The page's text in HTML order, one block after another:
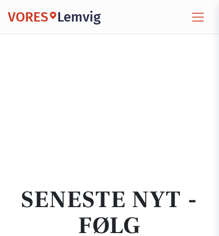
VORES Lemvig
SENESTE NYT -
FØLG